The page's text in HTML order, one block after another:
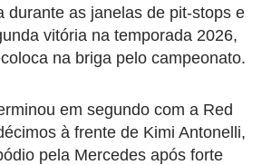
durante as janelas de pit-stops e
vitória na temporada 2026,
na briga pelo campeonato.
em segundo com a Red
à frente de Kimi Antonelli,
pela Mercedes após forte